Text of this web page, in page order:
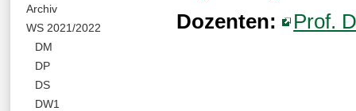
Archiv
WS 2021/2022
DM
DP
DS
DW1
Dozenten: Prof.